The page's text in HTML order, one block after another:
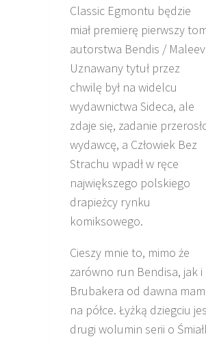
Classic Egmontu będzie
miał premierę pierwszy
autorstwa Bendis /
Uznawany tytuł przez
chwilę był na widelcu
wydawnictwa Sideca, ale
zdaje się, zadanie
wydawcę, a Człowiek Bez
Strachu wpadł w ręce
największego polskiego
drapieżcy rynku
komiksowego.
Cieszy mnie to, mimo że
zarówno run Bendisa, jak i
Brubakera od dawna mam
na półce. Łyżką dziegciu
drugi wolumin serii o